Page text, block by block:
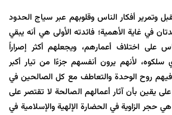
وتمرير أفكار الناس وقلوبهم عبر سياج الحدود
في غاية الأهمية؛ فائدته الأولى هي أنه يبقي
على اختلاف أعمارهم، ويجعلهم أكثر إصراراً
لأنهم يرون أنفسهم جزءًا من تيار أكبر
فيهم روح الوحدة والتعاطف مع كل الصالحين في
يقين بأن آثار أعمالهم الصالحة لا تقتصر على
حجر الزاوية في الحضارة الإلهية والإسلامية في